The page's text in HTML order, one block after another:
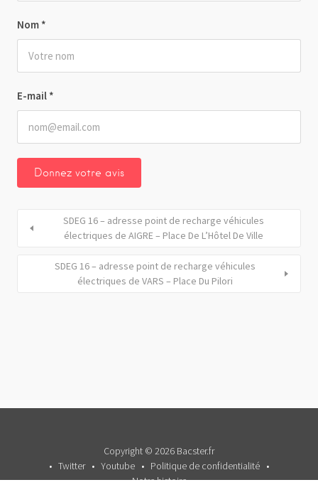
Nom *
E-mail *
SDEG 16 – adresse point de recharge véhicules
électriques de AIGRE – Place De L’Hôtel De Ville
SDEG 16 – adresse point de recharge véhicules
électriques de VARS – Place Du Pilori
Copyright © 2026 Bacster.fr
Twitter
Youtube
Politique de confidentialité
Notre histoire